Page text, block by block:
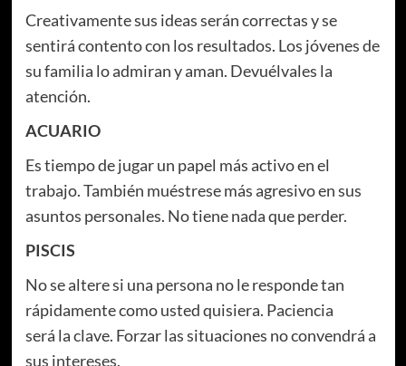
Creativamente sus ideas serán correctas y se
sentirá contento con los resultados. Los jóvenes de
su familia lo admiran y aman. Devuélvales la
atención.
ACUARIO
Es tiempo de jugar un papel más activo en el
trabajo. También muéstrese más agresivo en sus
asuntos personales. No tiene nada que perder.
PISCIS
No se altere si una persona no le responde tan
rápidamente como usted quisiera. Paciencia
será la clave. Forzar las situaciones no convendrá a
sus intereses.